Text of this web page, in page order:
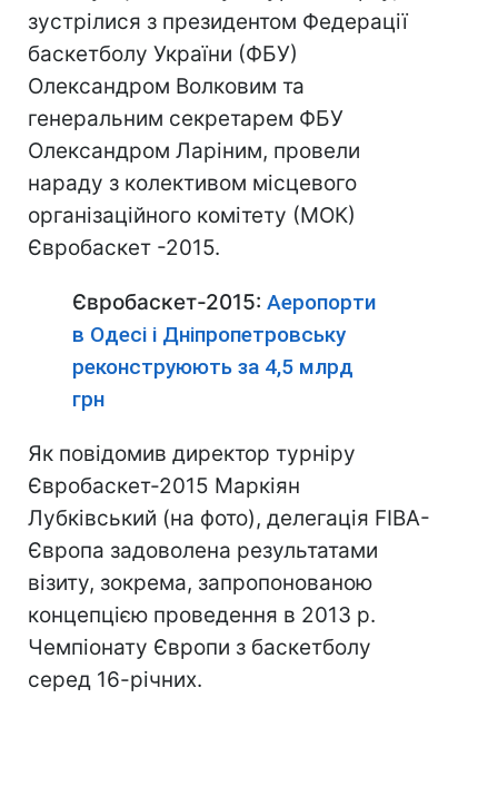
зустрілися з президентом Федерації
баскетболу України (ФБУ)
Олександром Волковим та
генеральним секретарем ФБУ
Олександром Ларіним, провели
нараду з колективом місцевого
організаційного комітету (МОК)
Євробаскет -2015.
Євробаскет-2015: Аеропорти
в Одесі і Дніпропетровську
реконструюють за 4,5 млрд
грн
Як повідомив директор турніру
Євробаскет-2015 Маркіян
Лубківський (на фото), делегація FIBA-
Європа задоволена результатами
візиту, зокрема, запропонованою
концепцією проведення в 2013 р.
Чемпіонату Європи з баскетболу
серед 16-річних.